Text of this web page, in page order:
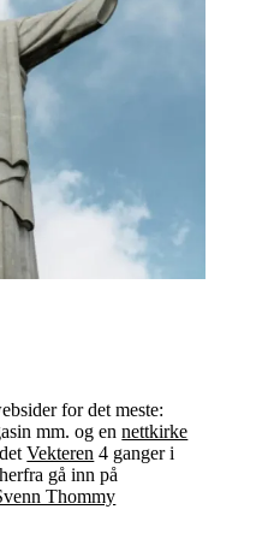
for det meste:
mm. og ennettkirke
Vekteren 4 ganger i
gå inn på
Thommy